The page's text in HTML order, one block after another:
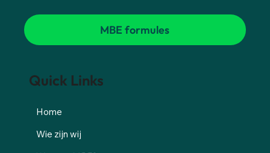
Quick Links
Home
Wie zijn wij
MBE formules